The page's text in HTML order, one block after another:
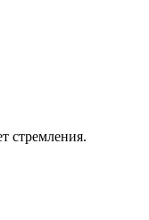
стремления.